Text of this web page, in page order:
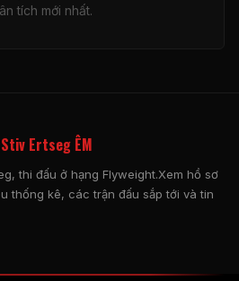
tích mới nhất.
Ertseg ÊM
thi đấu ở hạng Flyweight.Xem hồ sơ
thống kê, các trận đấu sắp tới và tin